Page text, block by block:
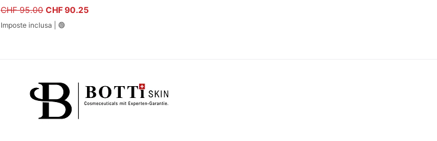
Prezzo regolare
CHF 95.00 Prezzo scontato
CHF 90.25
Imposte inclusa 🟢